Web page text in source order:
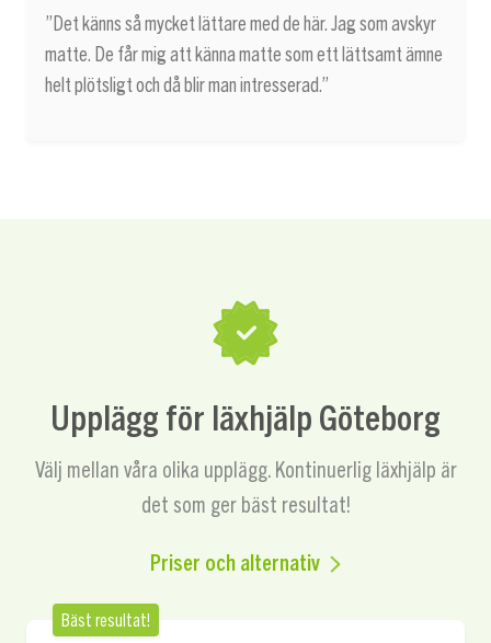
”Det känns så mycket lättare med de här. Jag som avskyr
matte. De får mig att känna matte som ett lättsamt ämne
helt plötsligt och då blir man intresserad.”
Upplägg för läxhjälp Göteborg
Välj mellan våra olika upplägg. Kontinuerlig läxhjälp är
det som ger bäst resultat!
Priser och alternativ
Bäst resultat!